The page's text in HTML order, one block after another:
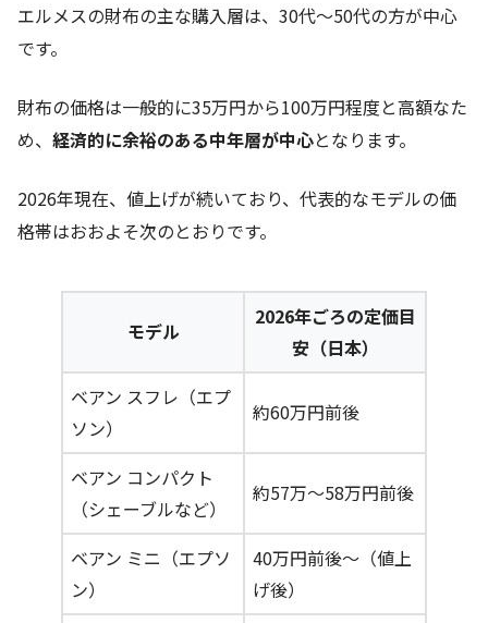
エルメスの財布の主な購入層は、30代〜50代の方が中心
です。
財布の価格は一般的に35万円から100万円程度と高額なた
め、 経済的に余裕のある中年層が中心となります。
2026年現在、値上げが続いており、代表的なモデルの価
格帯はおおよそ次のとおりです。
モデル
2026年ごろの定価目
安（日本）
ベアン スフレ（エプ
ソン）
約60万円前後
ベアン コンパクト
（シェーブルなど）
約57万〜58万円前後
ベアン ミニ（エプソ
ン）
40万円前後〜（値上
げ後）